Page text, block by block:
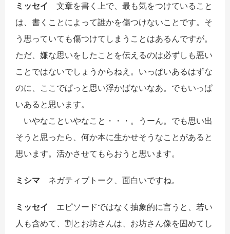
ミッセイ 文章を書く上で、最も気をつけていること
は、書くことによって誰かを傷つけないことです。そ
う思っていても傷つけてしまうことはあるんですが。
ただ、嫌な思いをしたことを伝えるのは必ずしも悪い
ことではないでしょうからねえ。いっぱいあるはずな
のに、ここでぱっと思い浮かばないなあ。でもいっぱ
いあると思います。
いやなこといやなこと・・・。うーん。でも思い出
そうと思ったら、何か本に生かせそうなことがあると
思います。活かさせてもらおうと思います。
ミシマ ネガティブトーク、面白いですね。
ミッセイ エピソードではなく抽象的に言うと、若い
人も含めて、割とお坊さんは、お坊さん像を固めてし